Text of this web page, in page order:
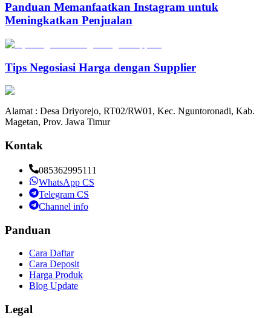
Panduan Memanfaatkan Instagram untuk
Meningkatkan Penjualan
Tips Negosiasi Harga dengan Supplier
Alamat : Desa Driyorejo, RT02/RW01, Kec. Nguntoronadi, Kab.
Magetan, Prov. Jawa Timur
Kontak
085362995111
WhatsApp CS
Telegram CS
Channel info
Panduan
Cara Daftar
Cara Deposit
Harga Produk
Blog Update
Legal